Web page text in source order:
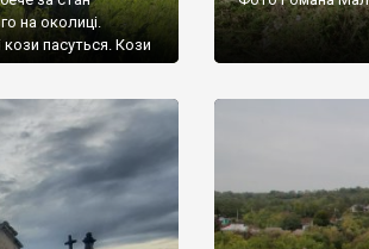
на околиці.
кози пасуться. Кози
старих кладовищ,
бо то улюблений
колекція
невелике, […]